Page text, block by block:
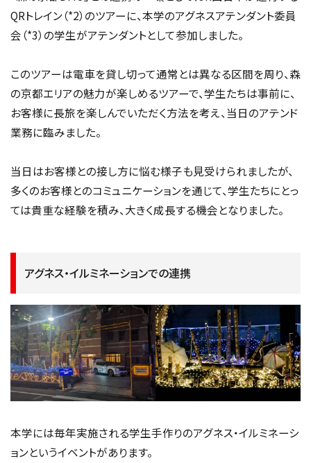
QRトレイン（*2）のツアーに、本学のアグネスアテンダント委員
会（*3）の学生がアテンダントとして参加しました。
このツアーは電車を貸し切って通常とは異なる区間を周り、森
の京都エリアの魅力が楽しめるツアーで、学生たちは事前に、
お客様に長旅を楽しんでいただく方法を考え、当日のアテンド
業務に臨みました。
当日はお客様との接し方に悩む様子も見受けられましたが、
多くのお客様とのコミュニケーションを通じて、学生たちにとっ
ては貴重な経験を積み、大きく成長する機会となりました。
アグネス・イルミネーションでの連携
本学には毎年実施される学生手作りのアグネス・イルミネーシ
ョンというイベントがあります。